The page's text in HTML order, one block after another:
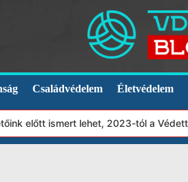
Családvédelem Életvédelem
ismert lehet, 2023-tól a Védett